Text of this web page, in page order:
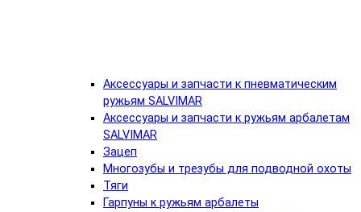
Аксессуары и запчасти к пневматическим
ружьям SALVIMAR
Аксессуары и запчасти к ружьям арбалетам
SALVIMAR
Зацеп
Многозубы и трезубы для подводной охоты
Тяги
Гарпуны к ружьям арбалеты